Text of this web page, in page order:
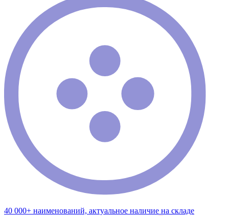
40 000+ наименований, актуальное наличие на складе